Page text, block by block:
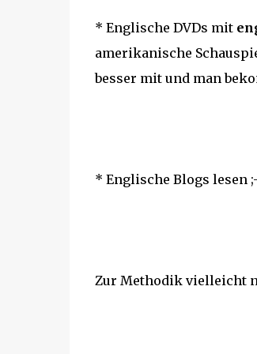
* Englische DVDs mit
amerikanische
besser mit und man
* Englische Blogs lesen
Zur Methodik vielleicht